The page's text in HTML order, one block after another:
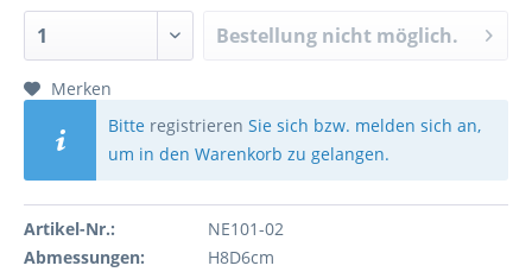
Bestellung nicht möglich.
Merken
Bitte registrieren Sie sich bzw. melden sich an,
um in den Warenkorb zu gelangen.
Artikel-Nr.:
NE101-02
Abmessungen:
H8D6cm